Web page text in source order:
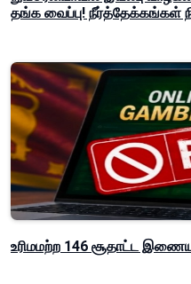
தங்க வைப்பு! நீர்த்தேக்கங்கள்
உரிமமற்ற 146 சூதாட்ட